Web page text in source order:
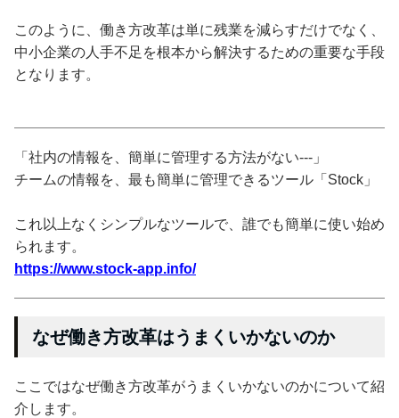
このように、働き方改革は単に残業を減らすだけでなく、
中小企業の人手不足を根本から解決するための重要な手段
となります。
「社内の情報を、簡単に管理する方法がない---」
チームの情報を、最も簡単に管理できるツール「Stock」
これ以上なくシンプルなツールで、誰でも簡単に使い始め
られます。
https://www.stock-app.info/
なぜ働き方改革はうまくいかないのか
ここではなぜ働き方改革がうまくいかないのかについて紹
介します。